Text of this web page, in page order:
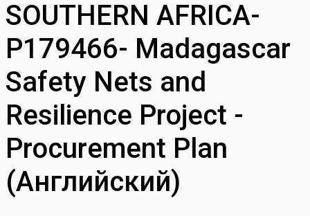
SOUTHERN AFRICA-
P179466- Madagascar
Safety Nets and
Resilience Project -
Procurement Plan
(Английский)